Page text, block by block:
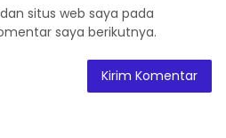
situs web saya pada
saya berikutnya.